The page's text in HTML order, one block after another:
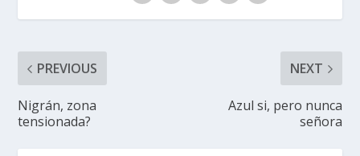
PREVIOUS
Nigrán, zona
tensionada?
NEXT
Azul si, pero nunca
señora